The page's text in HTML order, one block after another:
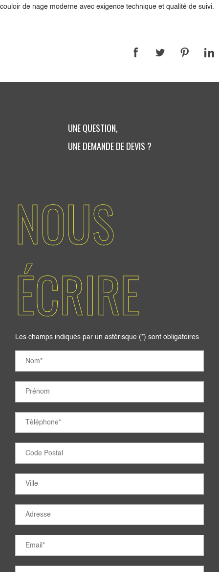
couloir de nage moderne avec exigence technique et qualité de suivi.
UNE QUESTION,
UNE DEMANDE DE DEVIS ?
NOUS
ÉCRIRE
Les champs indiqués par un astérisque (*) sont obligatoires